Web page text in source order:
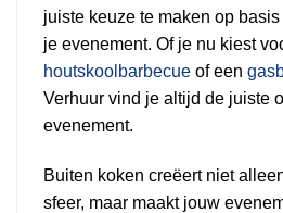
juiste keuze te maken op
je evenement. Of je nu kiest
houtskoolbarbecue of een
Verhuur vind je altijd de juiste
evenement.
Buiten koken creëert niet
sfeer, maar maakt jouw